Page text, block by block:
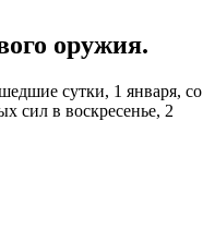
оружия.
сутки, 1 января, со
сил в воскресенье, 2